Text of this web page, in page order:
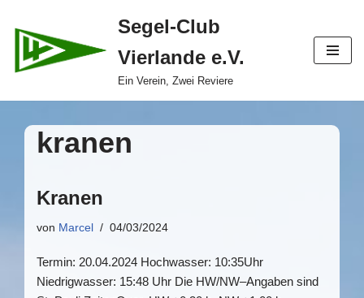
Zum
Inhalt
Segel-Club
Vierlande e.V.
Ein Verein, Zwei Reviere
kranen
Kranen
von Marcel 04/03/2024
Termin: 20.04.2024 Hochwasser: 10:35Uhr
Niedrigwasser: 15:48 Uhr Die HW/NW–Angaben sind